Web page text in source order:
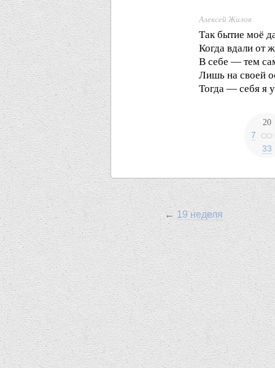
Алексей Жилов
Так бытие моё
Когда вдали от
В себе — тем
Лишь на своей
Тогда — себя я
20
7
33
← 19 неделя